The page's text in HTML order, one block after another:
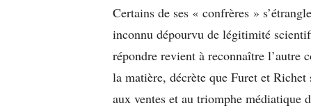
Certains de ses « confrères »
inconnu dépourvu de légitimité
répondre revient à reconnaître l’autre
la matière, décrète que Furet et Richet
aux ventes et au triomphe médiatique